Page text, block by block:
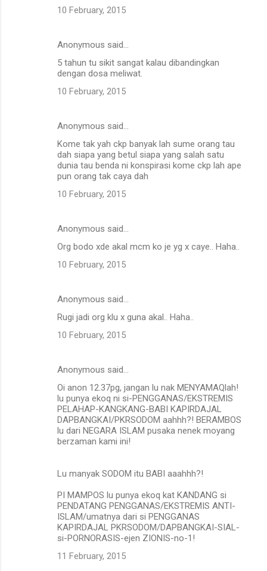
10 February, 2015
Anonymous said…
5 tahun tu sikit sangat kalau dibandingkan
dengan dosa meliwat.
10 February, 2015
Anonymous said…
Kome tak yah ckp banyak lah sume orang tau
dah siapa yang betul siapa yang salah satu
dunia tau benda ni konspirasi kome ckp lah ape
pun orang tak caya dah
10 February, 2015
Anonymous said…
Org bodo xde akal mcm ko je yg x caye.. Haha..
10 February, 2015
Anonymous said…
Rugi jadi org klu x guna akal.. Haha..
10 February, 2015
Anonymous said…
Oi anon 12.37pg, jangan lu nak MENYAMAQlah!
lu punya ekoq ni si-PENGGANAS/EKSTREMIS
PELAHAP-KANGKANG-BABI KAPIRDAJAL
DAPBANGKAI/PKRSODOM aahhh?! BERAMBOS
lu dari NEGARA ISLAM pusaka nenek moyang
berzaman kami ini!
Lu manyak SODOM itu BABI aaahhh?!
PI MAMPOS lu punya ekoq kat KANDANG si
PENDATANG PENGGANAS/EKSTREMIS ANTI-
ISLAM/umatnya dari si PENGGANAS
KAPIRDAJAL PKRSODOM/DAPBANGKAI-SIAL-
si-PORNORASIS-ejen ZIONIS-no-1!
11 February, 2015